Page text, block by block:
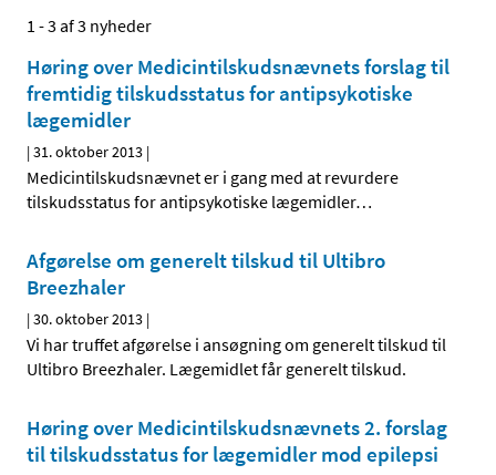
1 - 3 af 3 nyheder
Høring over Medicintilskuds­nævnets forslag til
fremtidig tilskudsstatus for antipsykotiske
lægemidler
|31. oktober 2013 |
Medicintilskudsnævnet er i gang med at revurdere
tilskudsstatus for antipsykotiske lægemidler…
Afgørelse om generelt tilskud til Ultibro
Breezhaler
|30. oktober 2013 |
Vi har truffet afgørelse i ansøgning om generelt tilskud til
Ultibro Breezhaler. Lægemidlet får generelt tilskud.
Høring over Medicintilskuds­nævnets 2. forslag
til tilskudsstatus for lægemidler mod epilepsi